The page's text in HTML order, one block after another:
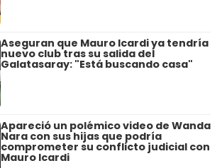
Aseguran que Mauro Icardi ya tendría
nuevo club tras su salida del
Galatasaray: "Está buscando casa"
Apareció un polémico video de Wanda
Nara con sus hijas que podría
comprometer su conflicto judicial con
Mauro Icardi